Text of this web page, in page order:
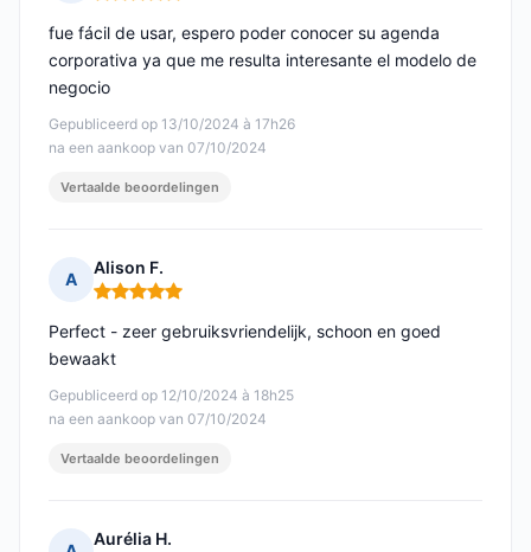
Gepubliceerd op 13/10/2024 à 17h26
na een aankoop van 07/10/2024
fue fácil de usar, espero poder conocer su agenda
corporativa ya que me resulta interesante el modelo de
negocio
Vertaalde beoordelingen
A
Alison F.
Opmerking: 5 van 5
Gepubliceerd op 12/10/2024 à 18h25
na een aankoop van 07/10/2024
Perfect - zeer gebruiksvriendelijk, schoon en goed
bewaakt
Vertaalde beoordelingen
Aurélia H.